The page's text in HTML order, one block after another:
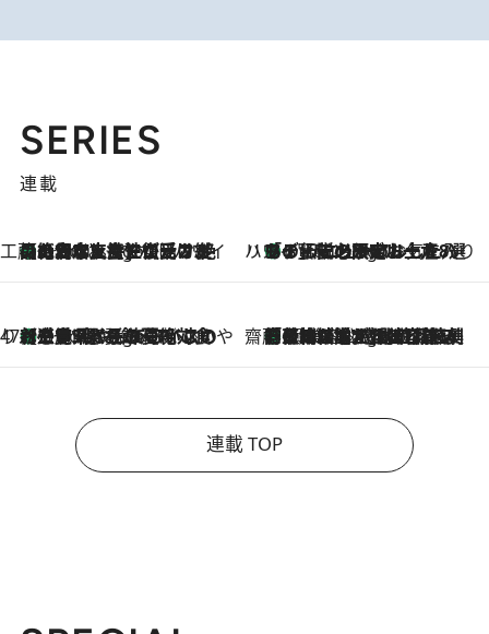
SERIES
連載
工藤まやのおもてなしハワイ
5 Hours Ago
【ハワイ土産】ローカルの絶大な支持で復活！ 絶品の幻クッキー《元ファンの日本人女性が受け継いだ名店》 ハワイ賢者 リサのお気に入りリスト5 Hours Ago
あの伝説の限定トートも！ リニューアルした「ディーン＆デルーカ ハワイ」で必須のお土産8選
47都道府県の手みやげ ひんやりスイーツで夏を満喫
5 Hours Ago
【三重県】この夏絶対食べたい 冷やしておいしいおやつ3選 お餅×アイスの新感覚スイーツ 齋藤 薫 美容脳ルネサンス
5 Hours Ago
「荷物が増えるほど旅ストレスは増す」美容ジャーナリストがたどり着いた最終結論。“化粧品を劇的に減らす”感動の凝縮美容とは
連載 TOP